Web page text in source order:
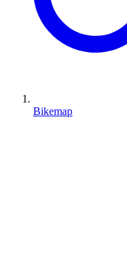
Bikemap